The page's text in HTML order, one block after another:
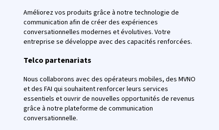
Améliorez vos produits grâce à notre technologie de
communication afin de créer des expériences
conversationnelles modernes et évolutives. Votre
entreprise se développe avec des capacités renforcées.
Telco partenariats
Nous collaborons avec des opérateurs mobiles, des MVNO
et des FAI qui souhaitent renforcer leurs services
essentiels et ouvrir de nouvelles opportunités de revenus
grâce à notre plateforme de communication
conversationnelle.